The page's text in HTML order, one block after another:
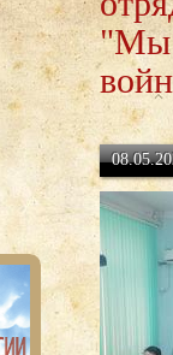
"Мы